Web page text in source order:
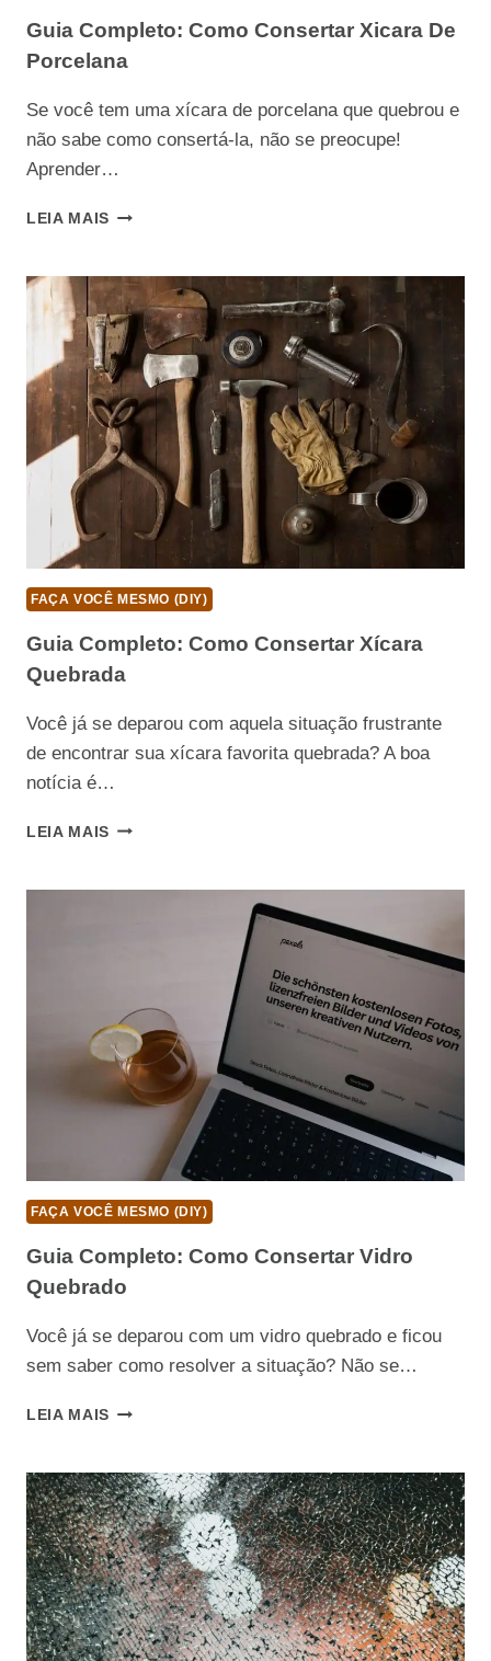
Guia Completo: Como Consertar Xicara De
Porcelana
Se você tem uma xícara de porcelana que quebrou e
não sabe como consertá-la, não se preocupe!
Aprender…
LEIA MAIS GUIA
CONSERTAR
XICARA
DE
PORCELANA
FAÇA VOCÊ MESMO (DIY)
Guia Completo: Como Consertar Xícara
Quebrada
Você já se deparou com aquela situação frustrante
de encontrar sua xícara favorita quebrada? A boa
notícia é…
LEIA MAIS GUIA
FAÇA VOCÊ MESMO (DIY)
Guia Completo: Como Consertar Vidro
Quebrado
Você já se deparou com um vidro quebrado e ficou
sem saber como resolver a situação? Não se…
LEIA MAIS GUIA
CONSERTAR
VIDRO
QUEBRADO